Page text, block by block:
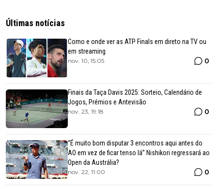
Últimas notícias
Como e onde ver as ATP Finals em direto na TV ou
em streaming
nov. 10, 15:05 0
Finais da Taça Davis 2025: Sorteio, Calendário de
Jogos, Prémios e Antevisão
nov. 23, 19:18 0
“É muito bom disputar 3 encontros aqui antes do
AO em vez de ficar tenso lá” Nishikori regressará ao
Open da Austrália?
nov. 22, 11:00 0